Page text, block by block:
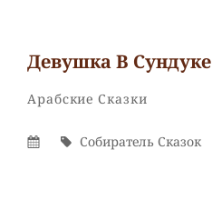
Девушка В Сундуке
Рубрики
Арабские СказкиОт
Собиратель
Опубликовано
Автор
Собиратель Сказок